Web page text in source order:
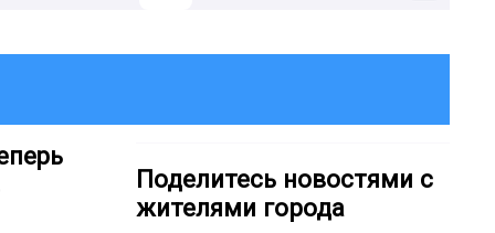
Поделитесь новостями с
жителями города